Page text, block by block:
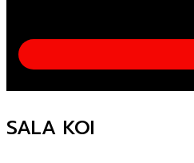
SALA KOI